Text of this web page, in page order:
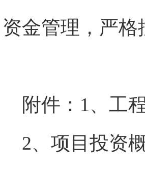
资金管理，严
附件 ： 1、 工
2、项目 投资